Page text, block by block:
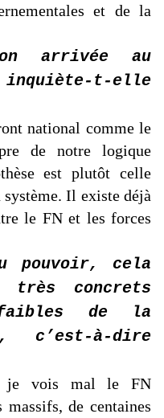
et de la
arrivée au
t-elle
national comme le
de notre logique
est plutôt celle
Il existe déjà
le FN et les forces
pouvoir, cela
concrets
de la
c’est-à-dire
je vois mal le FN
massifs, de centaines